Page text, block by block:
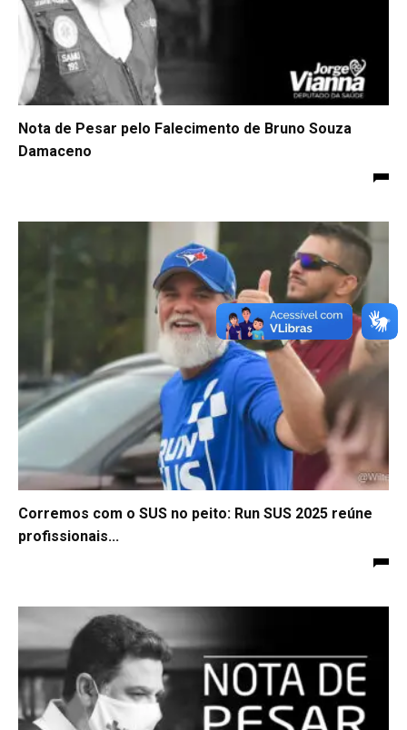
Nota de Pesar pelo Falecimento de Bruno Souza
Damaceno
Corremos com o SUS no peito: Run SUS 2025 reúne
profissionais...